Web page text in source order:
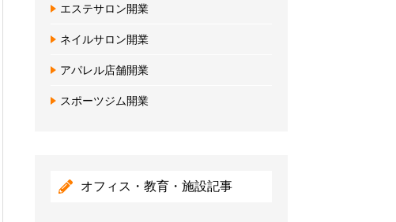
エステサロン開業
ネイルサロン開業
アパレル店舗開業
スポーツジム開業
オフィス・教育・施設記事